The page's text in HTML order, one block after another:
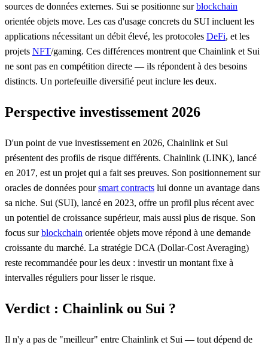
sources de données externes. Sui se positionne surblockchain
orientée objets move. Les cas d'usage concrets du SUI incluent les
applications nécessitant un débit élevé, les protocoles DeFi, et les
projets NFT/gaming. Ces différences montrent que Chainlink et Sui
ne sont pas en compétition directe — ils répondent à des besoins
distincts. Un portefeuille diversifié peut inclure les deux.
Perspective investissement 2026
D'un point de vue investissement en 2026, Chainlink et Sui
présentent des profils de risque différents. Chainlink (LINK), lancé
en 2017, est un projet qui a fait ses preuves. Son positionnement sur
oracles de données poursmart contracts lui donne un avantage dans
sa niche. Sui (SUI), lancé en 2023, offre un profil plus récent avec
un potentiel de croissance supérieur, mais aussi plus de risque. Son
focus surblockchain orientée objets move répond à une demande
croissante du marché. La stratégie DCA (Dollar-Cost Averaging)
reste recommandée pour les deux : investir un montant fixe à
intervalles réguliers pour lisser le risque.
Verdict : Chainlink ou Sui ?
Il n'y a pas de "meilleur" entre Chainlink et Sui — tout dépend de